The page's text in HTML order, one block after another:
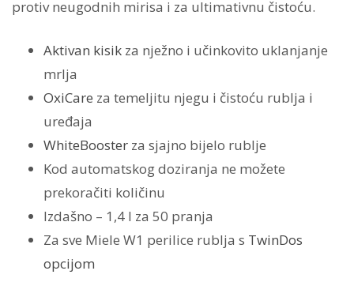
protiv neugodnih mirisa i za ultimativnu čistoću.
Aktivan kisik za nježno i učinkovito uklanjanje
mrlja
OxiCare za temeljitu njegu i čistoću rublja i
uređaja
WhiteBooster za sjajno bijelo rublje
Kod automatskog doziranja ne možete
prekoračiti količinu
Izdašno – 1,4 l za 50 pranja
Za sve Miele W1 perilice rublja s TwinDos
opcijom